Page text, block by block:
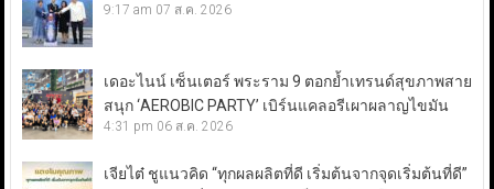
9:17 am 07 ส.ค. 2026
เดอะไนน์ เซ็นเตอร์ พระราม 9 ตอกย้ำเทรนด์สุขภาพสาย
สนุก ‘AEROBIC PARTY’ เบิร์นแคลอรีเผาผลาญไขมัน
4:31 pm 06 ส.ค. 2026
เจียไต๋ ชูแนวคิด “ทุกผลผลิตที่ดี เริ่มต้นจากจุดเริ่มต้นที่ดี”